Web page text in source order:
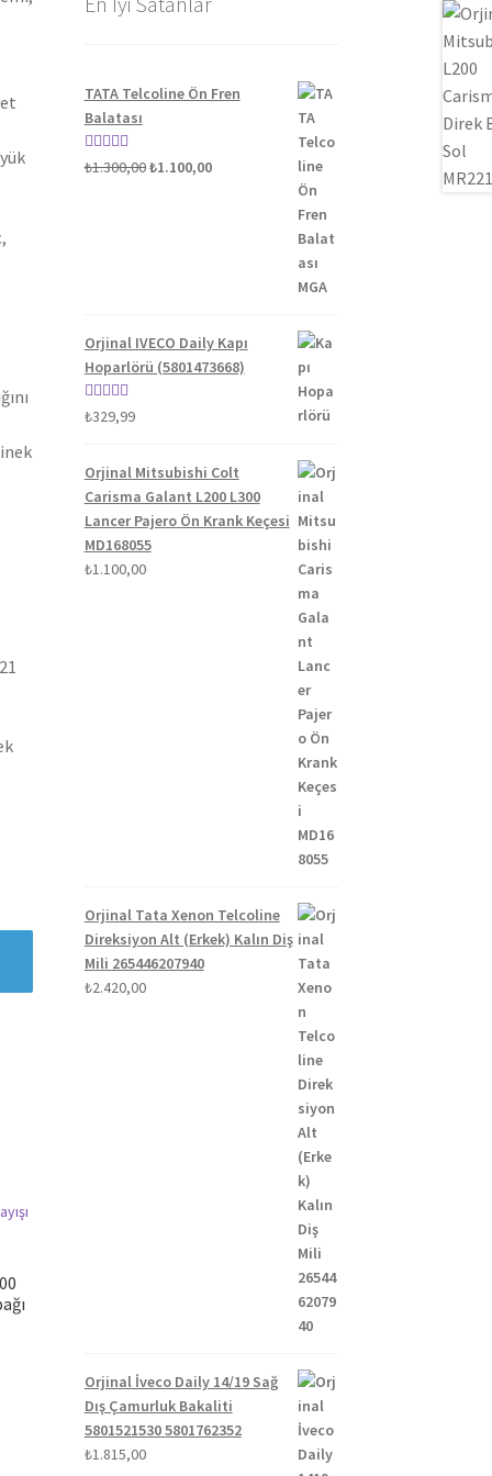
TATA Telcoline Ön Fren
Balatası
5 üzerinden
₺1.300,00Orijinal
₺1.100,00Şu
Orjinal IVECO Daily Kapı
Hoparlörü (5801473668)
5 üzerinden
₺329,99
Orjinal Mitsubishi Colt
Carisma Galant L200 L300
Lancer Pajero Ön Krank Keçesi
MD168055
₺1.100,00
Orjinal Tata Xenon Telcoline
Direksiyon Alt (Erkek) Kalın Diş
Mili 265446207940
₺2.420,00
Orjinal İveco Daily 14/19 Sağ
Dış Çamurluk Bakaliti
5801521530 5801762352
₺1.815,00